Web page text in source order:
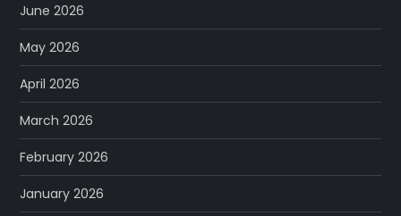
June 2026
May 2026
April 2026
March 2026
February 2026
January 2026